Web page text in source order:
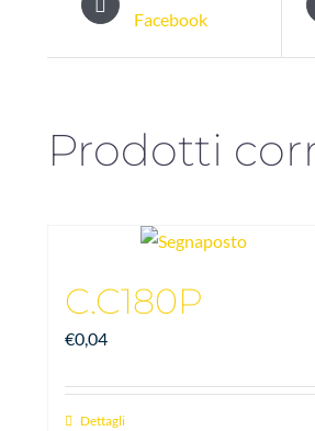
Facebook
Prodotti
C.C180P
€0,04
Dettagli